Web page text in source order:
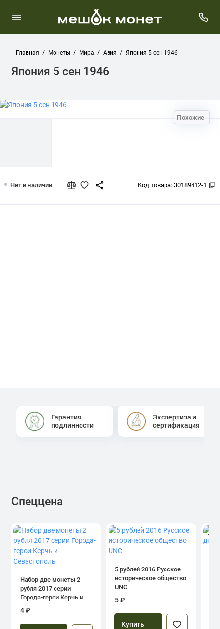
Главная Монеты Мира Азия Япония 5 сен 1946
Япония 5 сен 1946
Похожие
Нет в наличии Код товара: 30189412-1
Гарантия
подлинности
Экспертиза и
сертификация
Спеццена
Набор две монеты 2
рубля 2017 серии
Города-герои Керчь и
Севастополь
4 ₽
5 рублей 2016 Русское
историческое общество
UNC
5 ₽
Купить
4.0